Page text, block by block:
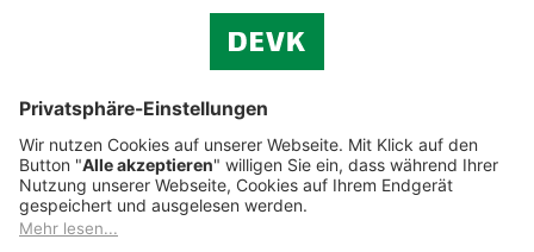
Cookie-Einstellungen
Datenschutz
Impressum